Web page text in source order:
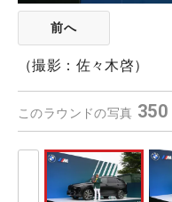
前へ
（撮影：佐々木啓）
このラウンドの写真 350